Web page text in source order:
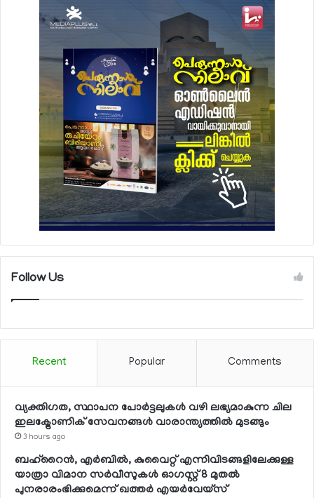
Follow Us
Recent Popular Comments
വ്യക്തിഗത, സ്ഥാപന പോര്‍ട്ടലുകള്‍ വഴി ലഭ്യമാകുന്ന ചില
ഇലക്ട്രോണിക് സേവനങ്ങള്‍ വാരാന്ത്യത്തില്‍ മുടങ്ങും
3 hours ago
ബഹ്റൈന്‍, എര്‍ബില്‍, കുവൈറ്റ് എന്നിവിടങ്ങളിലേക്കുള്ള
യാത്രാ വിമാന സര്‍വീസുകള്‍ ഓഗസ്റ്റ് 8 മുതല്‍
പുനരാരംഭിക്കുമെന്ന് ഖത്തര്‍ എയര്‍വേയ്സ്